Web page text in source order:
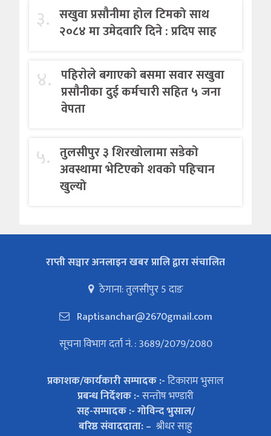
३. सखुवा प्रसौनीमा होल टिमको साथ
२०८४ मा उमेदवारि दिने : प्रदिप साह
४. पहिराेले बगाएकाे बसमा सवार सखुवा
प्रसाैनीका दुई कर्मचारी सहित ५ जना
वेपता
५. तुलसीपुर ३ शिरखोलामा सडेको
अवस्थामा भेटिएको शवको पहिचान
खुल्यो
राप्ती सञ्चार अनलाइन खबर प्रालि द्वारा संचालित
ठेगाना: तुलसीपुर 5 दाङ
Raptisanchar@2670gmail.com
सूचना विभाग दर्ता नं. : 3689/2079/2080
प्रकाशक/कार्यकारी सम्पादक :-टिकाराम भुसाल
प्रबन्ध निर्देशक :-सन्तोष भण्डारी
सह-सम्पादक :- गोविन्द भुसाल/
बरिष्ठ संवाददाता: – श्रीधर साहु